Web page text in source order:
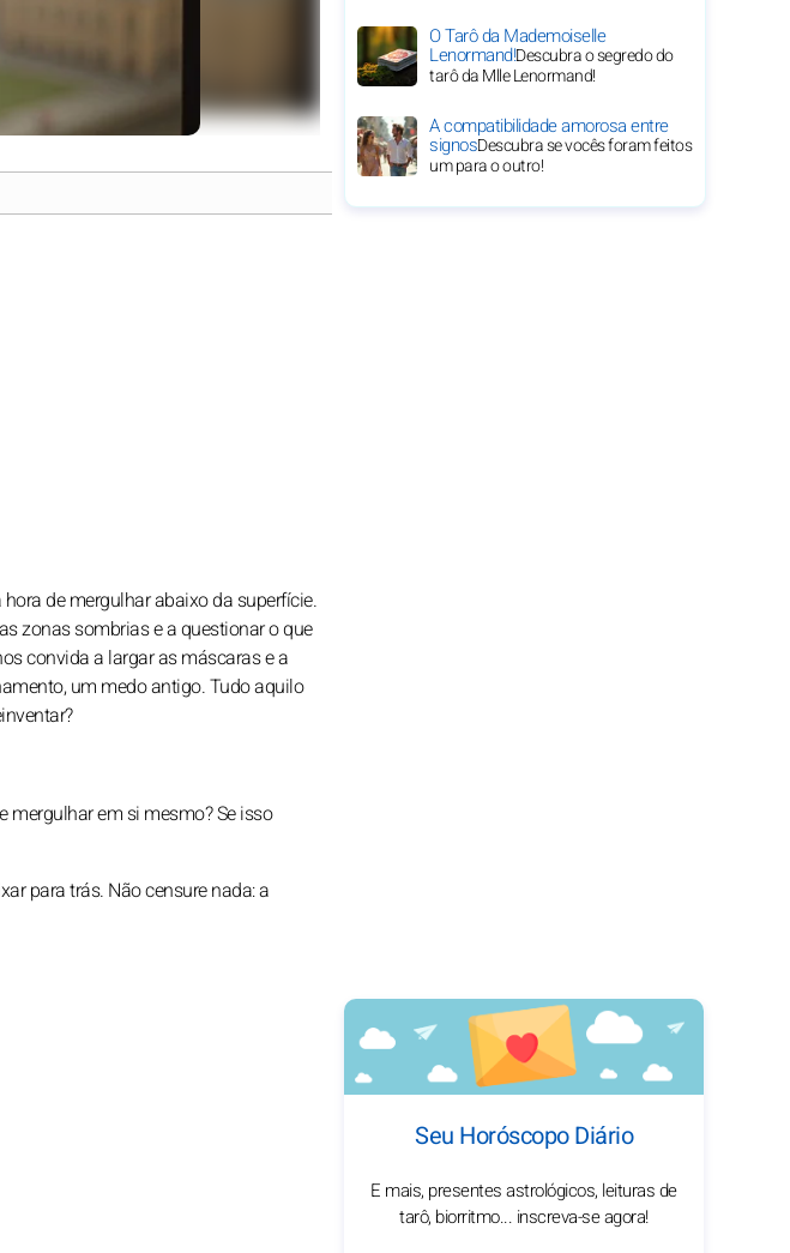
de mergulhar abaixo da superfície.
zonas sombrias e a questionar o que
convida a largar as máscaras e a
um medo antigo. Tudo aquilo
mergulhar em si mesmo? Se isso
para trás. Não censure nada: a
O Tarô da Mademoiselle
Lenormand!Descubra o segredo do
tarô da Mlle Lenormand!
A compatibilidade amorosa entre
signosDescubra se vocês foram feitos
um para o outro!
Seu Horóscopo Diário
E mais, presentes astrológicos, leituras de
tarô, biorritmo... inscreva-se agora!